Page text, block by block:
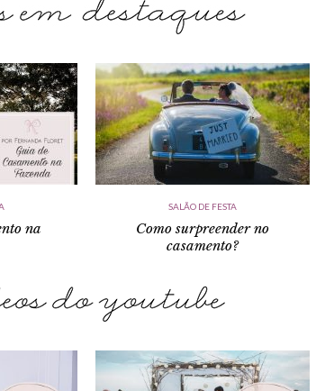
na
SALÃO DE FESTA
Como surpreender no
casamento?